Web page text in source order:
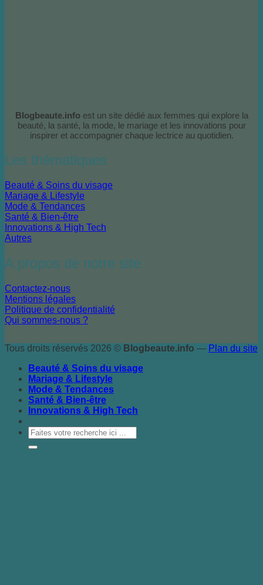
Blogbeaute.infoest un site dédié aux femmes qui explore la
beauté, la santé, la mode, le mariage et les innovations pour
inspirer et accompagner chaque lectrice au quotidien.
Les thématiques
Beauté & Soins du visage
Mariage & Lifestyle
Mode & Tendances
Santé & Bien-être
Innovations & High Tech
Autres
A propos de notre site
Contactez-nous
Mentions légales
Politique de confidentialité
Qui sommes-nous ?
Tous droits réservés 2026 © Blogbeaute.info — Plan du site
Beauté & Soins du visage
Mariage & Lifestyle
Mode & Tendances
Santé & Bien-être
Innovations & High Tech